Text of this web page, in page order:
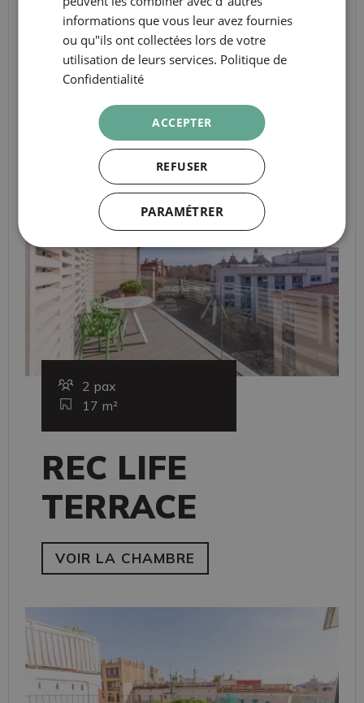
25 m²
REC LIFE XL
VOIR LA CHAMBRE
2 pax
17 m²
REC LIFE
TERRACE
VOIR LA CHAMBRE
informations que vous leur avez fournies
ou qu"ils ont collectées lors de votre
utilisation de leurs services. Politique de
Confidentialité
ACCEPTER
REFUSER
PARAMÉTRER